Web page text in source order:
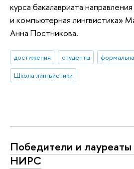
курса бакалавриата
и компьютерная лингвистика»
Анна Постникова.
достижения студенты
Школа лингвистики
Победители и лауреаты
НИРС